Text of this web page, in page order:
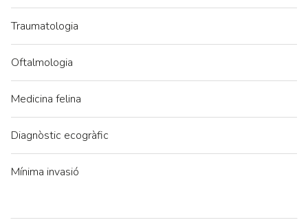
Traumatologia
Oftalmologia
Medicina felina
Diagnòstic ecogràfic
Mínima invasió